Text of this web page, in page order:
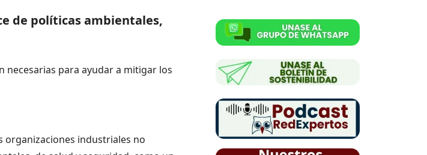
de políticas ambientales,
necesarias para ayudar a mitigar los
organizaciones industriales no